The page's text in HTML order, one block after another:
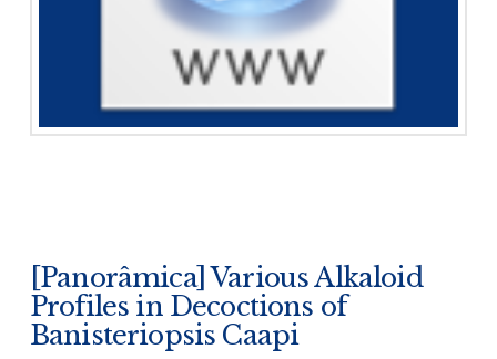
[Panorâmica] Various Alkaloid
Profiles in Decoctions of
Banisteriopsis Caapi